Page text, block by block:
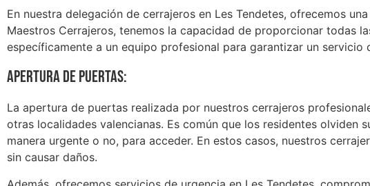
En nuestra delegación de cerrajeros en Les Tendetes, ofrecemos
Maestros Cerrajeros, tenemos la capacidad de proporcionar todas
específicamente a un equipo profesional para garantizar un servicio
Apertura de puertas:
La apertura de puertas realizada por nuestros cerrajeros
otras localidades valencianas. Es común que los residentes olviden
manera urgente o no, para acceder. En estos casos, nuestros
sin causar daños.